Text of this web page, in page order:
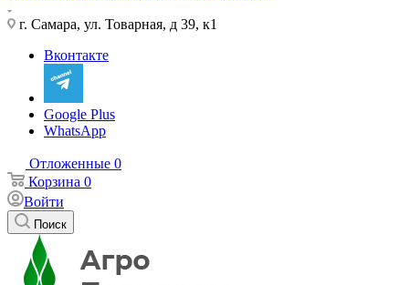
г. Самара, ул. Товарная, д 39, к1
Вконтакте
Google Plus
WhatsApp
Отложенные 0
Корзина 0
Войти
Поиск